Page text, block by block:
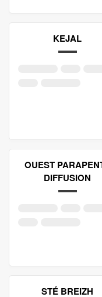
KEJAL
OUEST
DIFFUSION
STÉ BREIZH